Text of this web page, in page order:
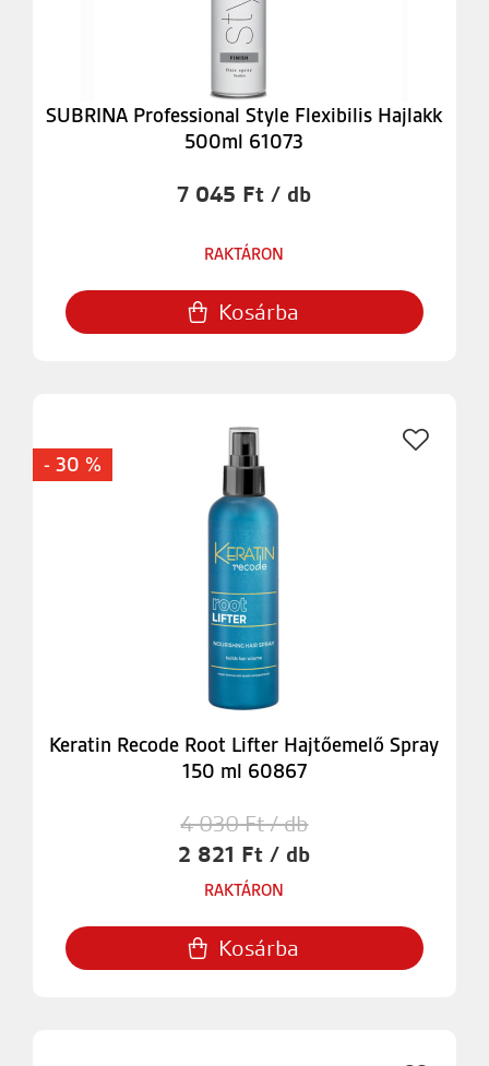
SUBRINA Professional Style Flexibilis Hajlakk
500ml 61073
7 045 Ft / db
RAKTÁRON
Kosárba
- 30 %
Keratin Recode Root Lifter Hajtőemelő Spray
150 ml 60867
4 030 Ft / db
2 821 Ft / db
RAKTÁRON
Kosárba